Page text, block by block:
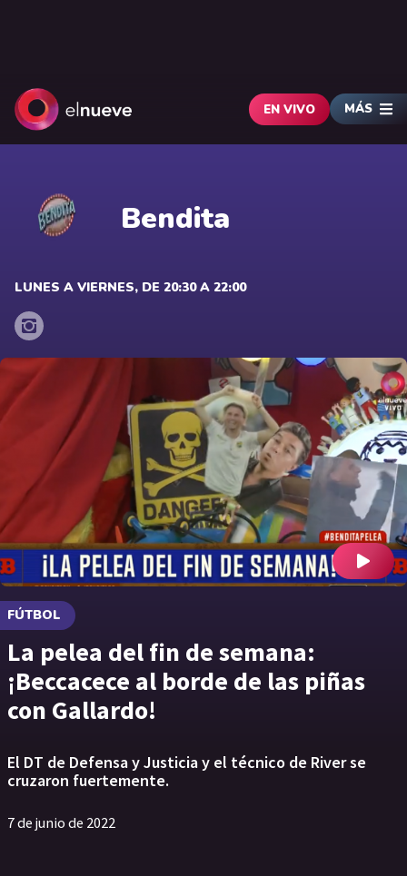
EN VIVO MÁS
Bendita
LUNES A VIERNES, DE 20:30 A 22:00
FÚTBOL
La pelea del fin de semana:
¡Beccacece al borde de las piñas
con Gallardo!
El DT de Defensa y Justicia y el técnico de River se
cruzaron fuertemente.
7 de junio de 2022